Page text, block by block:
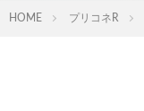
HOME プリコネR